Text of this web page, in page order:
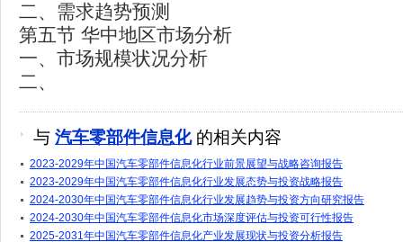
二、需求趋势预测
第五节 华中地区市场分析
一、市场规模状况分析
二、
与 汽车零部件信息化的相关内容
2023-2029年中国汽车零部件信息化行业前景展望与战略咨询报告
2023-2029年中国汽车零部件信息化行业发展态势与投资战略报告
2024-2030年中国汽车零部件信息化行业发展趋势与投资方向研究报告
2024-2030年中国汽车零部件信息化市场深度评估与投资可行性报告
2025-2031年中国汽车零部件信息化产业发展现状与投资分析报告